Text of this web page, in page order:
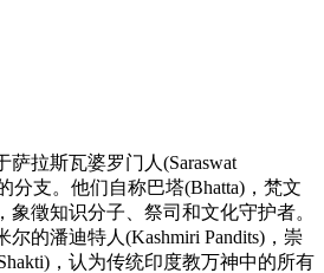
拉斯瓦婆罗门人(Saraswat
分支。他们自称巴塔(Bhatta)，梵文
象徵知识分子、祭司和文化守护者。
的潘迪特人(Kashmiri Pandits)，崇
，认为传统印度教万神中的所有